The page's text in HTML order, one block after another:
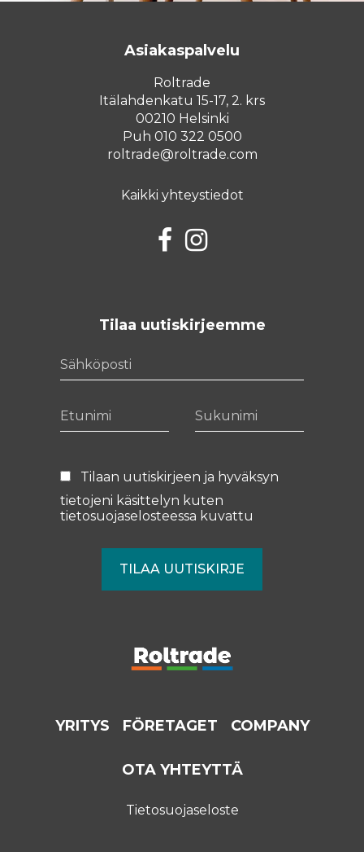
Asiakaspalvelu
Roltrade
Itälahdenkatu 15-17, 2. krs
00210 Helsinki
Puh 010 322 0500
roltrade@roltrade.com
Kaikki yhteystiedot
FacebookInstagram
Tilaa uutiskirjeemme
Tilaan uutiskirjeen ja hyväksyn
tietojeni käsittelyn kuten
tietosuojaselosteessa kuvattu
YRITYS FÖRETAGET COMPANY
OTA YHTEYTTÄ
Tietosuojaseloste